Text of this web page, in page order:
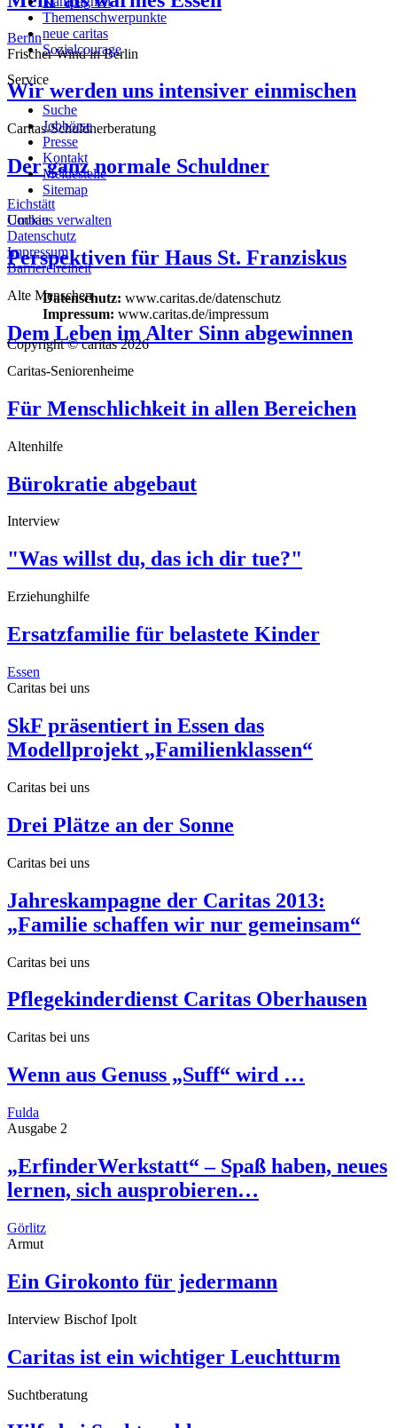
Berlin
Frischer Wind in Berlin
Wir werden uns intensiver einmischen
Caritas-Schuldnerberatung
Der ganz normale Schuldner
Eichstätt
Umbau
Perspektiven für Haus St. Franziskus
Alte Menschen
Dem Leben im Alter Sinn abgewinnen
Caritas-Seniorenheime
Für Menschlichkeit in allen Bereichen
Altenhilfe
Bürokratie abgebaut
Interview
"Was willst du, das ich dir tue?"
Erziehunghilfe
Ersatzfamilie für belastete Kinder
Essen
Caritas bei uns
SkF präsentiert in Essen das
Modellprojekt „Familienklassen“
Caritas bei uns
Drei Plätze an der Sonne
Caritas bei uns
Jahreskampagne der Caritas 2013:
„Familie schaffen wir nur gemeinsam“
Caritas bei uns
Pflegekinderdienst Caritas Oberhausen
Caritas bei uns
Wenn aus Genuss „Suff“ wird …
Fulda
Ausgabe 2
„ErfinderWerkstatt“ – Spaß haben, neues
lernen, sich ausprobieren…
Görlitz
Armut
Ein Girokonto für jedermann
Interview Bischof Ipolt
Caritas ist ein wichtiger Leuchtturm
Suchtberatung
Themenschwerpunkte
neue caritas
Sozialcourage
Service
Suche
Jobbörse
Presse
Kontakt
Meldestelle
Sitemap
Cookies verwalten
Datenschutz
Impressum
Barrierefreiheit
Datenschutz: www.caritas.de/datenschutz
Impressum: www.caritas.de/impressum
Copyright © caritas 2026